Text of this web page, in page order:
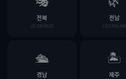
전북
JEONBUK
전남
JEONNAM
🛳️
경남
🏝️
제주